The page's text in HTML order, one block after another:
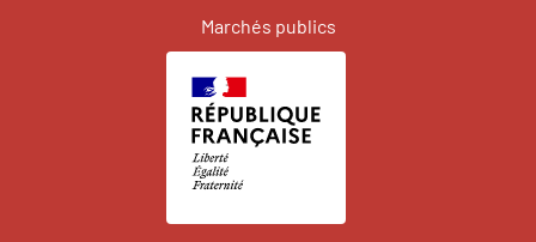
Marchés publics